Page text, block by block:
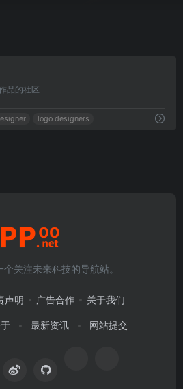
品的社区
logo designers
关注未来科技的导航站。
声明 广告合作 关于我们
最新资讯 网站提交